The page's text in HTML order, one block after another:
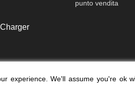
punto vendita
experience. We'll assume you're ok